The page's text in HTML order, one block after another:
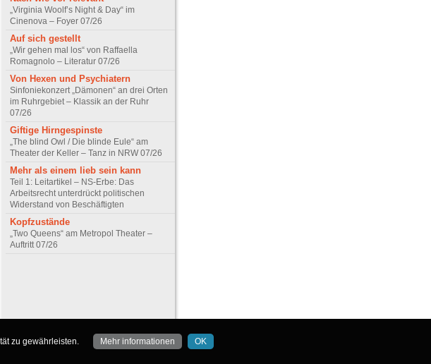
„Virginia Woolf’s Night & Day“ im
Cinenova – Foyer 07/26
Auf sich gestellt
„Wir gehen mal los“ von Raffaella
Romagnolo – Literatur 07/26
Von Hexen und Psychiatern
Sinfoniekonzert „Dämonen“ an drei Orten
im Ruhrgebiet – Klassik an der Ruhr
07/26
Giftige Hirngespinste
„The blind Owl / Die blinde Eule“ am
Theater der Keller – Tanz in NRW 07/26
Mehr als einem lieb sein kann
Teil 1: Leitartikel – NS-Erbe: Das
Arbeitsrecht unterdrückt politischen
Widerstand von Beschäftigten
Kopfzustände
„Two Queens“ am Metropol Theater –
Auftritt 07/26
zu gewährleisten. Mehr informationen OK